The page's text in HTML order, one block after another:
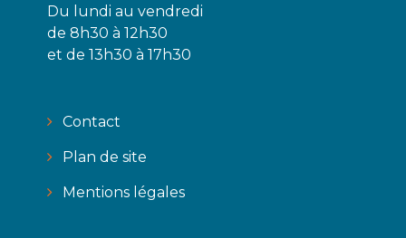
Du lundi au vendredi
de 8h30 à 12h30
et de 13h30 à 17h30
Contact
Plan de site
Mentions légales